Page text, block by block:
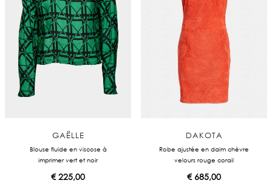
GAËLLE
Blouse fluide en viscose à
imprimer vert et noir
€225,00
DAKOTA
Robe ajustée en daim chèvre
velours rouge corail
€685,00